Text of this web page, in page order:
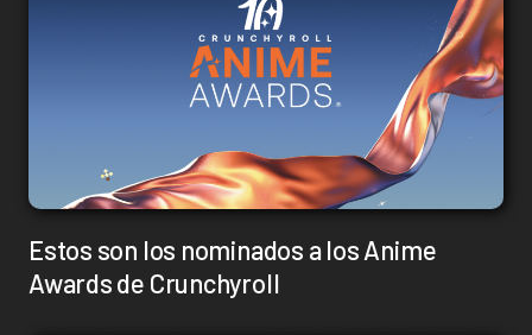
Estos son los nominados a los Anime
Awards de Crunchyroll